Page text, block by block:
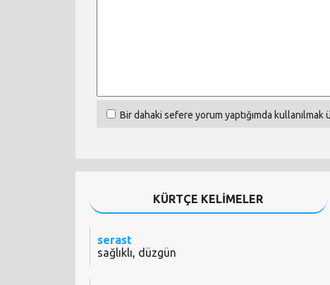
Bir dahaki sefere yorum yaptığımda kullanılmak
KÜRTÇE KELİMELER
serast
sağlıklı, düzgün